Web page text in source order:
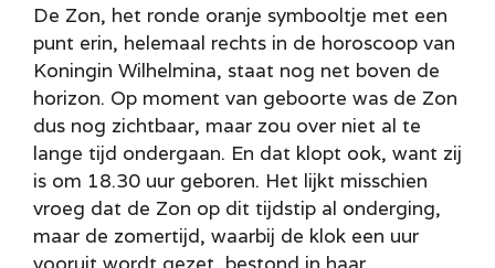
De Zon, het ronde oranje symbooltje met een
punt erin, helemaal rechts in de horoscoop van
Koningin Wilhelmina, staat nog net boven de
horizon. Op moment van geboorte was de Zon
dus nog zichtbaar, maar zou over niet al te
lange tijd ondergaan. En dat klopt ook, want zij
is om 18.30 uur geboren. Het lijkt misschien
vroeg dat de Zon op dit tijdstip al onderging,
maar de zomertijd, waarbij de klok een uur